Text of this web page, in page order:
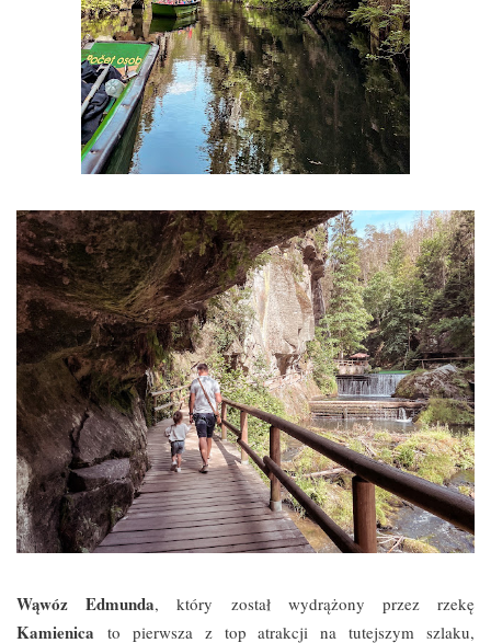
Wąwóz Edmunda, który został wydrążony przez rzekę
Kamienica to pierwsza z top atrakcji na tutejszym szlaku,